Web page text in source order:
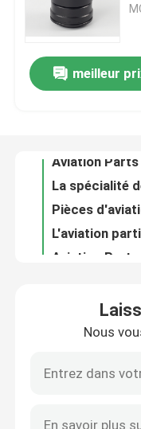
Produits
Vidéos
Visite de l'usine
Contrôle de la
Demandez un
Pièces d'aviation
meilleur
Nous